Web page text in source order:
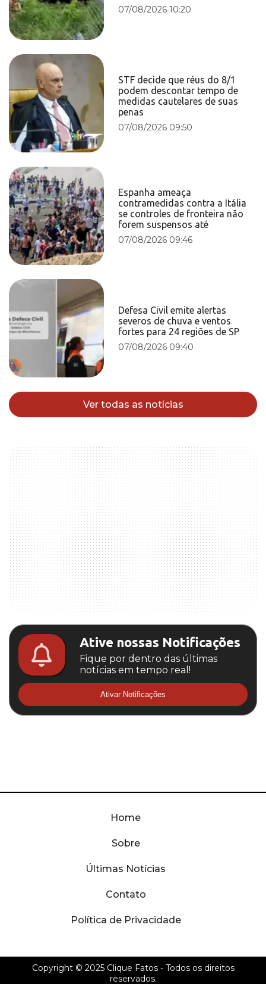
07/08/2026 10:20
STF decide que réus do 8/1
podem descontar tempo de
medidas cautelares de suas
penas
07/08/2026 09:50
Espanha ameaça
contramedidas contra a Itália
se controles de fronteira não
forem suspensos até
07/08/2026 09:46
Defesa Civil emite alertas
severos de chuva e ventos
fortes para 24 regiões de SP
07/08/2026 09:40
Ver todas as notícias
Ative nossas Notificações
Fique por dentro das últimas
notícias em tempo real!
Ativar Notificações
Home
Sobre
Últimas Notícias
Contato
Política de Privacidade
Copyright © 2025 Clique Fatos- Todos os direitos
reservados.